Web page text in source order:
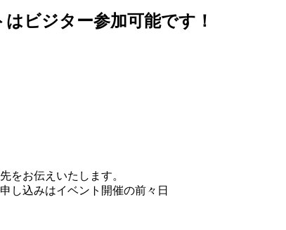
ビジター参加可能です！
をお伝えいたします。
し込みはイベント開催の前々日